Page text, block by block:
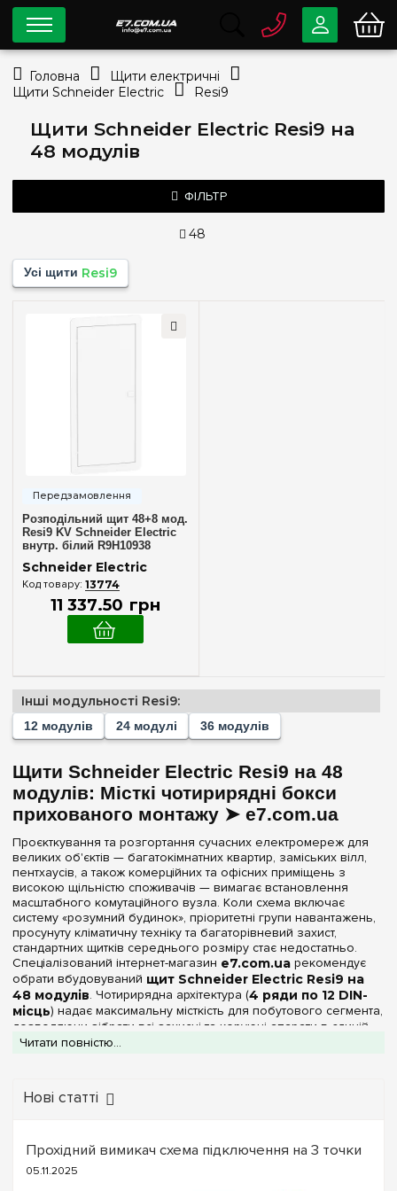
Щити Schneider Electric Resi9 на
48 модулів
ФІЛЬТР
Внутрішній (у нішу)
Кількість модулів
144(+4)
168(+4)
192(+4)
Комплектація клемами PE+N
У комплекті(1)
Пластик(1)
Непрозора(1)
Серія
Resi9(1)
Колір корпусу
Білий(1)
Ступінь захисту IP
IP30(1)
Непрозора
Ширина, мм
344 мм
48
Усі щити Resi9
Розподільний щит 48+8 мод.
Resi9 KV Schneider Electric
внутр. білий R9H10938
Schneider Electric
13774
11 337.50 грн
Інші модульності Resi9:
12 модулів 24 модулі 36 модулів
Щити Schneider Electric Resi9 на 48
модулів: Місткі чотирирядні бокси
прихованого монтажу ➤ e7.com.ua
Проєкткування та розгортання сучасних електромереж для
великих об'єктів — багатокімнатних квартир, заміських вілл,
пентхаусів, а також комерційних та офісних приміщень з
високою щільністю споживачів — вимагає встановлення
масштабного комутаційного вузла. Коли схема включає
систему «розумний будинок», пріоритетні групи навантажень,
просунуту кліматичну техніку та багаторівневий захист,
стандартних щитків середнього розміру стає недостатньо.
Спеціалізований інтернет-магазин e7.com.ua рекомендує
обрати вбудовуваний щит Schneider Electric Resi9 на
48 модулів. Чотирирядна архітектура (4 ряди по 12 DIN-
місць) надає максимальну місткість для побутового сегмента,
дозволяючи зібрати всі захисні та керуючі апарати в єдиній
точці, при цьому повністю втопивши корпус у стіну задля
внутрішній монтаж (в нішу)
виконані з сталі, а сам корпус із ударостійкого та
сонячних променів. Корпус має клас захисту від зовнішніх
факторівIP30
Читати повністю...
Нові статті
Прохідний вимикач схема підключення на 3 точки
05.11.2025
0 800
info@e7.com.ua
044334-79-78
Головна
Щити електричні
Щити Schneider Electric
Resi9